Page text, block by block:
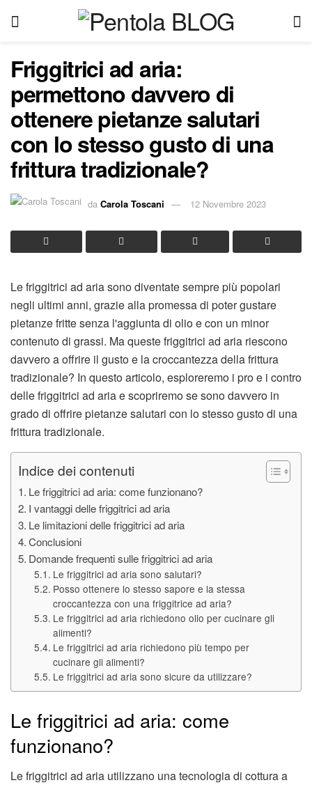
Friggitrici ad aria:
permettono davvero di
ottenere pietanze salutari
con lo stesso gusto di una
frittura tradizionale?
da Carola Toscani 12 Novembre 2023
Le friggitrici ad aria sono diventate sempre più popolari
negli ultimi anni, grazie alla promessa di poter gustare
pietanze fritte senza l'aggiunta di olio e con un minor
contenuto di grassi. Ma queste friggitrici ad aria riescono
davvero a offrire il gusto e la croccantezza della frittura
tradizionale? In questo articolo, esploreremo i pro e i contro
delle friggitrici ad aria e scopriremo se sono davvero in
grado di offrire pietanze salutari con lo stesso gusto di una
frittura tradizionale.
Indice dei contenuti
Le friggitrici ad aria: come funzionano?
I vantaggi delle friggitrici ad aria
Le limitazioni delle friggitrici ad aria
Conclusioni
Domande frequenti sulle friggitrici ad aria
Le friggitrici ad aria sono salutari?
Posso ottenere lo stesso sapore e la stessa
croccantezza con una friggitrice ad aria?
Le friggitrici ad aria richiedono olio per cucinare gli
alimenti?
Le friggitrici ad aria richiedono più tempo per
cucinare gli alimenti?
Le friggitrici ad aria sono sicure da utilizzare?
Le friggitrici ad aria: come
funzionano?
Le friggitrici ad aria utilizzano una tecnologia di cottura a